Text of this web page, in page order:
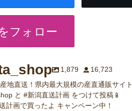
フォロー
1,879
16,723
地直送！県内最大規模の産直通販サイ
と #新潟直送計画 をつけて投稿📱
計画で買ったよ キャンペーン中！